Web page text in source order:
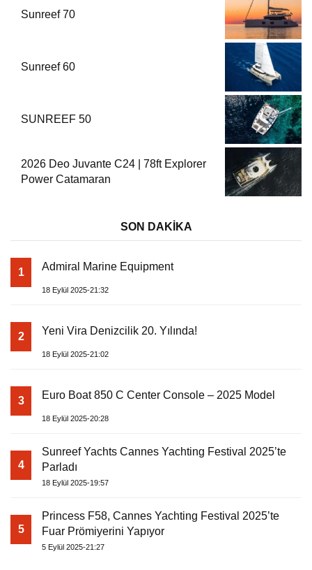
Sunreef 70
Sunreef 60
SUNREEF 50
2026 Deo Juvante C24 | 78ft Explorer
Power Catamaran
SON DAKİKA
1 Admiral Marine Equipment
18 Eylül 2025-21:32
2 Yeni Vira Denizcilik 20. Yılında!
18 Eylül 2025-21:02
3 Euro Boat 850 C Center Console – 2025 Model
18 Eylül 2025-20:28
4
Sunreef Yachts Cannes Yachting Festival 2025’te
Parladı
18 Eylül 2025-19:57
5
Princess F58, Cannes Yachting Festival 2025’te
Fuar Prömiyerini Yapıyor
5 Eylül 2025-21:27